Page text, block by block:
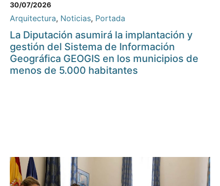
30/07/2026
Arquitectura, Noticias, Portada
La Diputación asumirá la implantación y
gestión del Sistema de Información
Geográfica GEOGIS en los municipios de
menos de 5.000 habitantes